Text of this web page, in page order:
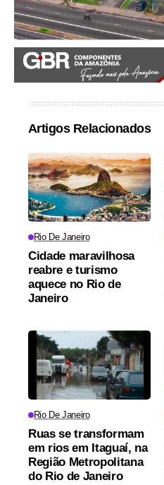
Artigos Relacionados
Rio De Janeiro
Cidade maravilhosa
reabre e turismo
aquece no Rio de
Janeiro
Rio De Janeiro
Ruas se transformam
em rios em Itaguaí, na
Região Metropolitana
do Rio de Janeiro